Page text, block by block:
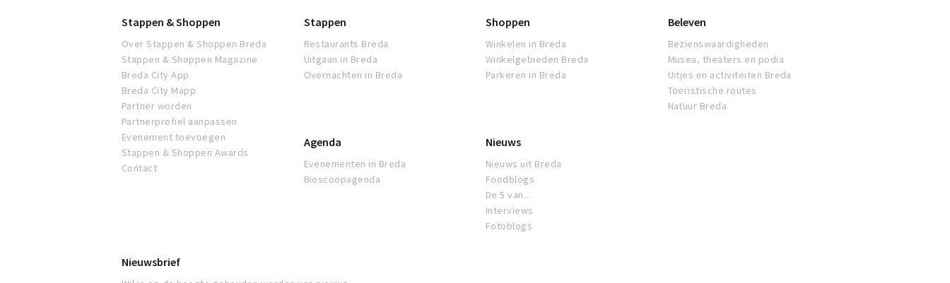
Stappen & Shoppen
Over Stappen & Shoppen Breda
Stappen & Shoppen Magazine
Breda City App
Breda City Mapp
Partner worden
Partnerprofiel aanpassen
Evenement toevoegen
Stappen & Shoppen Awards
Contact
Stappen
Restaurants Breda
Uitgaan in Breda
Overnachten in Breda
Shoppen
Winkelen in Breda
Winkelgebieden Breda
Parkeren in Breda
Beleven
Bezienswaardigheden
Musea, theaters en podia
Uitjes en activiteiten Breda
Toeristische routes
Natuur Breda
Agenda
Evenementen in Breda
Bioscoopagenda
Nieuws
Nieuws uit Breda
Foodblogs
De 5 van...
Interviews
Fotoblogs
Nieuwsbrief